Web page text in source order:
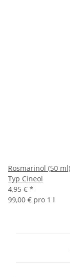
Rosmarinöl (50
Typ Cineol
4,95 € *
99,00 € pro 1 l